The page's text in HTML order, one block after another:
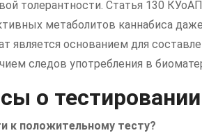
толерантности. Статья 130
метаболитов каннабиса
является основанием для
следов употребления в
о тестировании
к положительному тесту?